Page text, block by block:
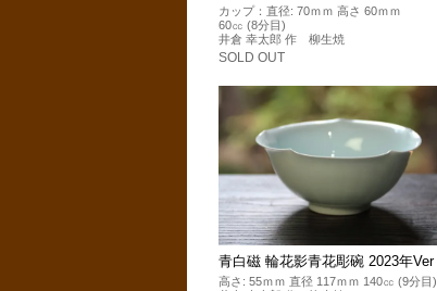
カップ：直径: 70ｍｍ 高さ 60ｍｍ
60㏄ (8分目)
井倉 幸太郎 作 柳生焼
SOLD OUT
青白磁 輪花影青花彫碗 2023年Ver
高さ: 55ｍｍ 直径 117ｍｍ 140㏄ (9分目)